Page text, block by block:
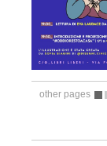
other pages